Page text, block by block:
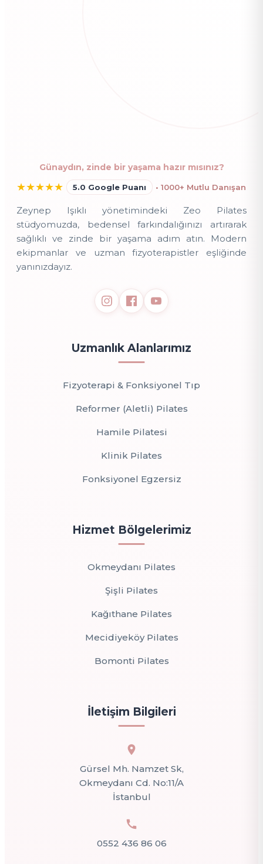
Günaydın, zinde bir yaşama hazır mısınız?
★★★★★ 5.0 Google Puanı • 1000+ Mutlu Danışan
Zeynep Işıklı yönetimindeki Zeo Pilates
stüdyomuzda, bedensel farkındalığınızı artırarak
sağlıklı ve zinde bir yaşama adım atın. Modern
ekipmanlar ve uzman fizyoterapistler eşliğinde
yanınızdayız.
Uzmanlık Alanlarımız
Fizyoterapi & Fonksiyonel Tıp
Reformer (Aletli) Pilates
Hamile Pilatesi
Klinik Pilates
Fonksiyonel Egzersiz
Hizmet Bölgelerimiz
Okmeydanı Pilates
Şişli Pilates
Kağıthane Pilates
Mecidiyeköy Pilates
Bomonti Pilates
İletişim Bilgileri
Gürsel Mh. Namzet Sk,
Okmeydanı Cd. No:11/A
İstanbul
0552 436 86 06